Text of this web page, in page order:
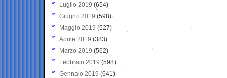
Luglio 2019 (654)
Giugno 2019 (598)
Maggio 2019 (527)
Aprile 2019 (383)
Marzo 2019 (562)
Febbraio 2019 (598)
Gennaio 2019 (641)